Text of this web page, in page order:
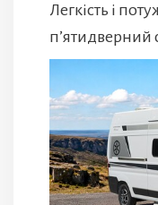
Легкість і
п’ятидверний